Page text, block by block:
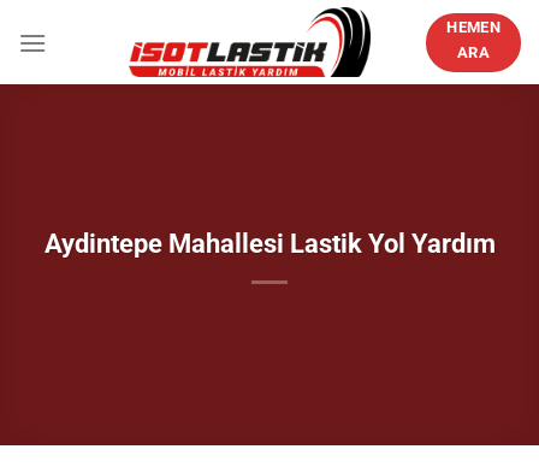
atla
HEMEN
ARA
Aydintepe Mahallesi Lastik Yol Yardım